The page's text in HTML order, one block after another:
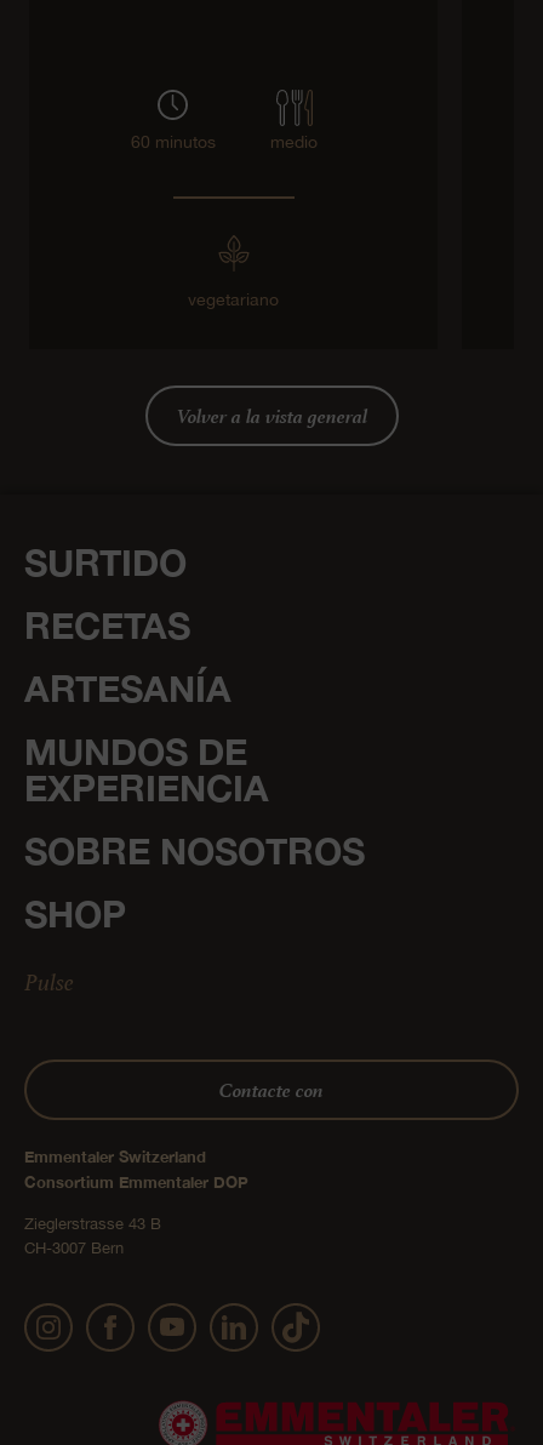
60 minutos medio
vegetariano
Volver a la vista general
SURTIDO
RECETAS
ARTESANÍA
MUNDOS DE
EXPERIENCIA
SOBRE NOSOTROS
SHOP
Pulse
Contacte con
Emmentaler Switzerland
Consortium Emmentaler DOP
Zieglerstrasse 43 B
CH-3007 Bern